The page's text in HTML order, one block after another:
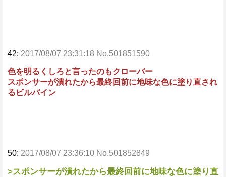
42: 2017/08/07 23:31:18 No.501851590
色を明るくしろと言ったのもクローバー
スポンサーが潰れたから最終回前に地味な色に塗り直され
るビルバイン
50: 2017/08/07 23:36:10 No.501852849
>スポンサーが潰れたから最終回前に地味な色に塗り直